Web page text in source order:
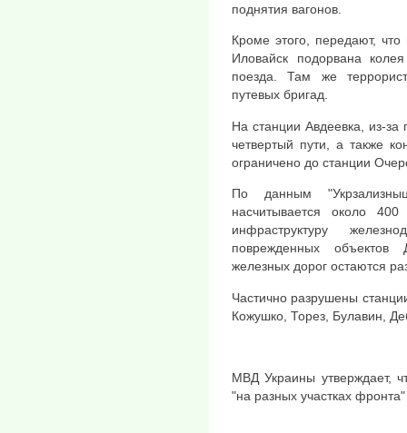
поднятия вагонов.
Кроме этого, передают,
Иловайск подорвана
поезда. Там же
путевых бригад.
На станции Авдеевка, из-
четвертый пути, а также
ограничено до станции
По данным
насчитывается около
инфраструктуру
поврежденных
железных дорог остаются
Частично разрушены
Кожушко, Торез, Булавин,
МВД Украины утверждает,
"на разных участках